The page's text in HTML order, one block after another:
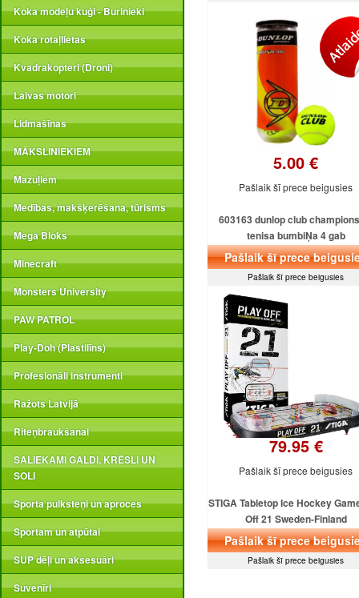
Koka modeļu kuģi - Burinieki
Koka rotaļlietas
Kvadrakopteri (Droni)
Laivas motori
Lidmašīnas
MĀKSLINIEKIEM
Mazuļiem
Medības, makšķerēšana, tūrisms
Mega Bloks
Minecraft
Monsters University
PAW PATROL
Play-Doh (Plastilīns)
Profesionāli instrumenti
Ražots Latvijā
Riteņbraukšanai
SALIEKAMI GALDI, KRĒSLI UN
SOLI
Sporta pulksteņi un aproces
Sportam un atpūtai
SUP dēļi un aksesuāri
Suvenīri
5.00 €
Pašlaik šī prece beigusies
603163 dunlop club
tenisa bumbiŅa 4 gab
Pašlaik šī prece
Pašlaik šī prece beigusies
79.95 €
Pašlaik šī prece beigusies
STIGA Tabletop Ice Hockey
Off 21 Sweden-Finland
Pašlaik šī prece
Pašlaik šī prece beigusies